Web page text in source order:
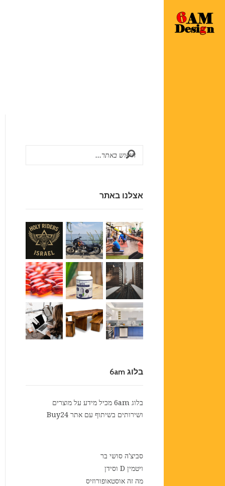
אצלנו באתר
בלוג 6am
בלוג 6am מכיל מידע על מוצרים
ושירותים בשיתוף עם אתר Buy24
סביצ'ה סושי בר
ויטמין D וסידן
מה זה אוסטאופורוזיס